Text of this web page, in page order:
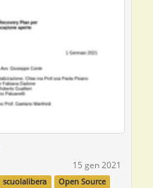
15 gen 2021
scuolalibera Open Source